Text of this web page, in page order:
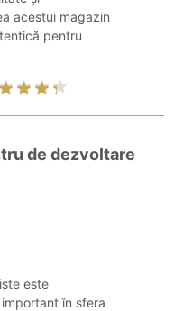
acestui magazin
pentru
de dezvoltare
este
în sfera